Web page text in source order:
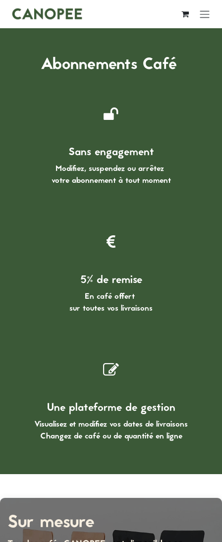
Se rendre au contenu
Abonnements Café
Sans engagement
Modifiez, suspendez ou arrêtez
votre abonnement à tout moment
5% de remise
En café offert
sur toutes vos livraisons
Une plateforme de gestion
Visualisez et modifiez vos dates de livraisons
Changez de café ou de quantité en ligne
Sur mesure